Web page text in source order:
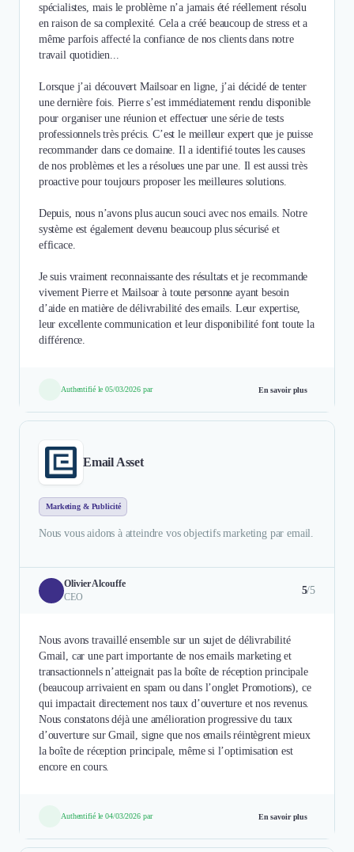
spécialistes, mais le problème n’a jamais été réellement résolu
en raison de sa complexité. Cela a créé beaucoup de stress et a
même parfois affecté la confiance de nos clients dans notre
travail quotidien...
Lorsque j’ai découvert Mailsoar en ligne, j’ai décidé de tenter
une dernière fois. Pierre s’est immédiatement rendu disponible
pour organiser une réunion et effectuer une série de tests
professionnels très précis. C’est le meilleur expert que je puisse
recommander dans ce domaine. Il a identifié toutes les causes
de nos problèmes et les a résolues une par une. Il est aussi très
proactive pour toujours proposer les meilleures solutions.
Depuis, nous n’avons plus aucun souci avec nos emails. Notre
système est également devenu beaucoup plus sécurisé et
efficace.
Je suis vraiment reconnaissante des résultats et je recommande
vivement Pierre et Mailsoar à toute personne ayant besoin
d’aide en matière de délivrabilité des emails. Leur expertise,
leur excellente communication et leur disponibilité font toute la
différence.
Authentifié le 05/03/2026 par En savoir plus
Email Asset
Marketing & Publicité
Nous vous aidons à atteindre vos objectifs marketing par email.
Olivier Alcouffe
CEO
5/5
Nous avons travaillé ensemble sur un sujet de délivrabilité
Gmail, car une part importante de nos emails marketing et
transactionnels n’atteignait pas la boîte de réception principale
(beaucoup arrivaient en spam ou dans l’onglet Promotions), ce
qui impactait directement nos taux d’ouverture et nos revenus.
Nous constatons déjà une amélioration progressive du taux
d’ouverture sur Gmail, signe que nos emails réintègrent mieux
la boîte de réception principale, même si l’optimisation est
Authentifié le 04/03/2026 par En savoir plus